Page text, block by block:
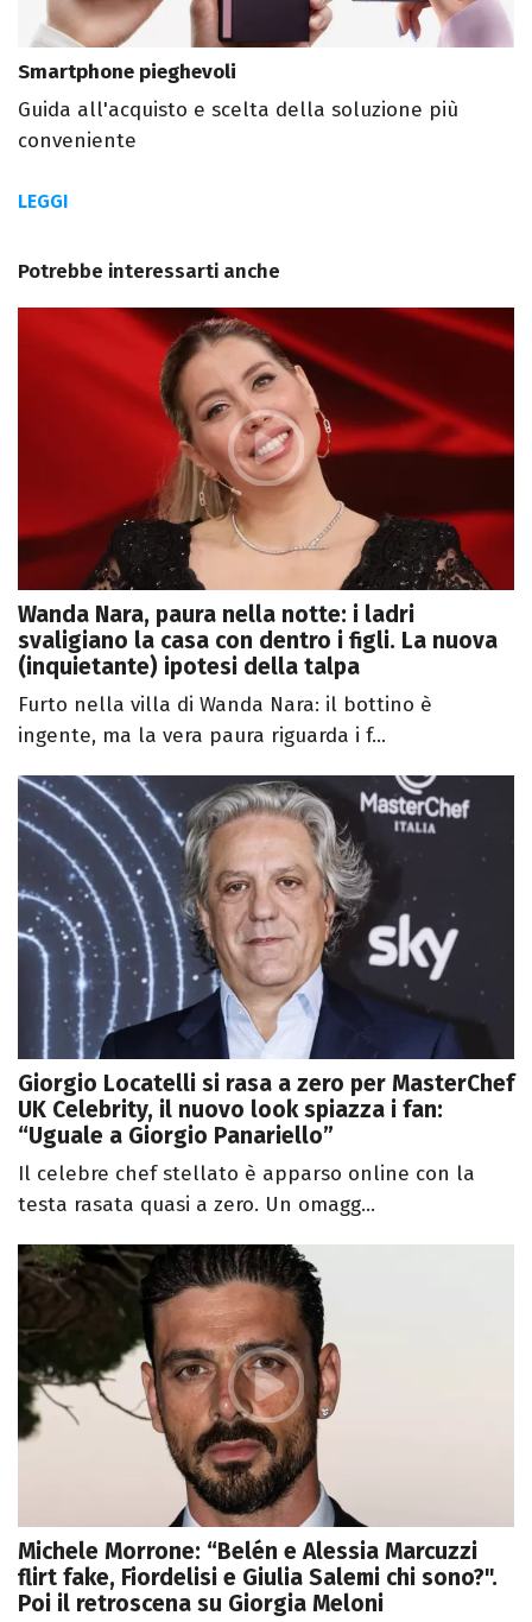
Smartphone pieghevoli
Guida all'acquisto e scelta della soluzione più
conveniente
LEGGI
Potrebbe interessarti anche
Wanda Nara, paura nella notte: i ladri
svaligiano la casa con dentro i figli. La nuova
(inquietante) ipotesi della talpa
Furto nella villa di Wanda Nara: il bottino è
ingente, ma la vera paura riguarda i f...
Giorgio Locatelli si rasa a zero per MasterChef
UK Celebrity, il nuovo look spiazza i fan:
“Uguale a Giorgio Panariello”
Il celebre chef stellato è apparso online con la
testa rasata quasi a zero. Un omagg...
Michele Morrone: “Belén e Alessia Marcuzzi
flirt fake, Fiordelisi e Giulia Salemi chi sono?".
Poi il retroscena su Giorgia Meloni